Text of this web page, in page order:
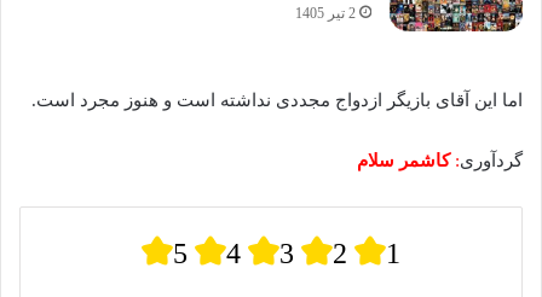
2 تیر 1405
اما این آقای بازیگر ازدواج مجددی نداشته است و هنوز مجرد است.
گردآوری: کاشمر سلام
5 4 3 2 1